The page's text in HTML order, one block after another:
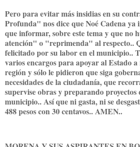
Pero para evitar más insidias en su
Profunda" nos dice que Noé Cadena ya
que informar, sobre este tema y que no
atención" o "reprimenda" al respecto..
felicitado por su labor en el municipio..
varios encargos para apoyar al Estado a
región y sólo le pidieron que siga
necesidades de la ciudadanía, que
supervise obras y preparando proyectos
municipio.. Así que ni gasta, ni se
488 pesos con 30 centavos.. AMEN..